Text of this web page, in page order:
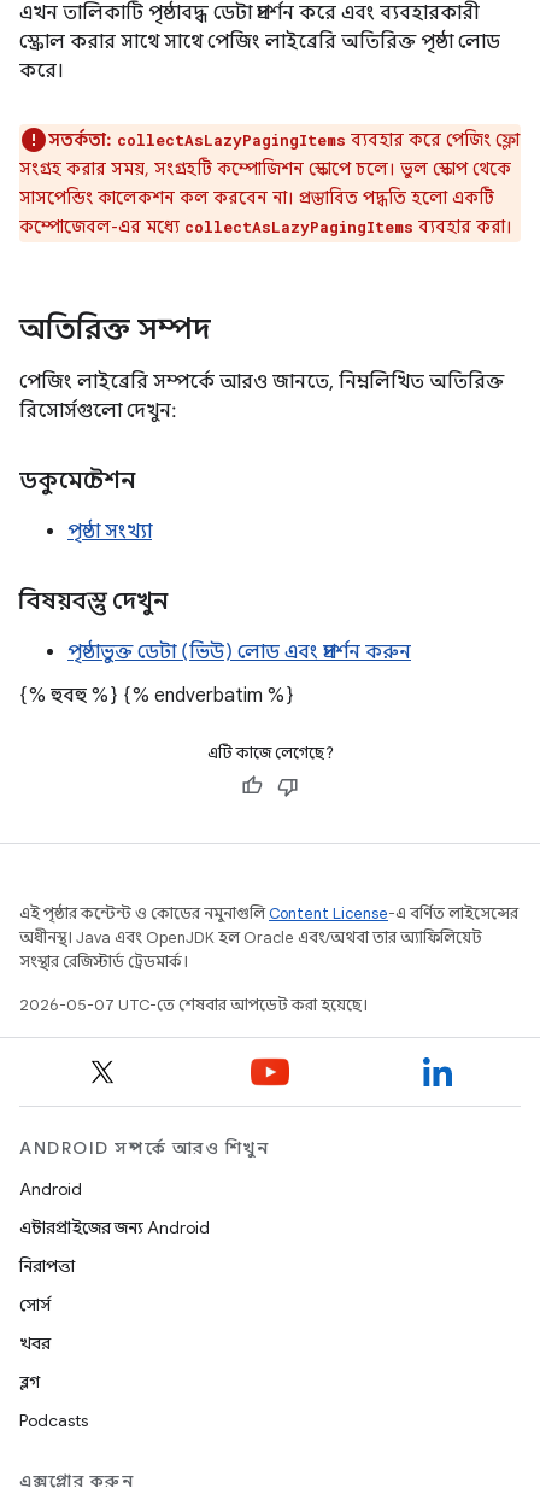
এখন তালিকাটি পৃষ্ঠাবদ্ধ ডেটা প্রদর্শন করে এবং ব্যবহারকারী
স্ক্রোল করার সাথে সাথে পেজিং লাইব্রেরি অতিরিক্ত পৃষ্ঠা লোড
করে।
সতর্কতা: collectAsLazyPagingItems ব্যবহার করে পেজিং ফ্লো
সংগ্রহ করার সময়, সংগ্রহটি কম্পোজিশন স্কোপে চলে। ভুল স্কোপ থেকে
সাসপেন্ডিং কালেকশন কল করবেন না। প্রস্তাবিত পদ্ধতি হলো একটি
কম্পোজেবল-এর মধ্যে collectAsLazyPagingItems ব্যবহার করা।
অতিরিক্ত সম্পদ
পেজিং লাইব্রেরি সম্পর্কে আরও জানতে, নিম্নলিখিত অতিরিক্ত
রিসোর্সগুলো দেখুন:
ডকুমেন্টেশন
পৃষ্ঠা সংখ্যা
বিষয়বস্তু দেখুন
পৃষ্ঠাভুক্ত ডেটা (ভিউ) লোড এবং প্রদর্শন করুন
{% হুবহু %} {% endverbatim %}
এটি কাজে লেগেছে?
এই পৃষ্ঠার কন্টেন্ট ও কোডের নমুনাগুলিContent License-এ বর্ণিত লাইসেন্সের
অধীনস্থ। Java এবং OpenJDK হল Oracle এবং/অথবা তার অ্যাফিলিয়েট
সংস্থার রেজিস্টার্ড ট্রেডমার্ক।
2026-05-07 UTC-তে শেষবার আপডেট করা হয়েছে।
ANDROID সম্পর্কে আরও শিখুন
Android
এন্টারপ্রাইজের জন্য Android
নিরাপত্তা
সোর্স
খবর
ব্লগ
Podcasts
এক্সপ্লোর করুন